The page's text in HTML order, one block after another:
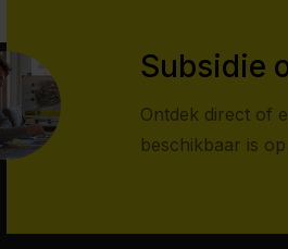
Subsidie
Ontdek direct of
beschikbaar is